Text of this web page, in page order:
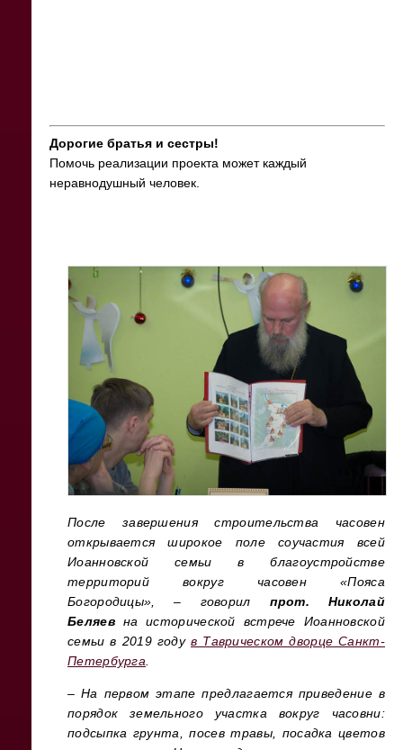
Дорогие братья и сестры!
Помочь реализации проекта может каждый
неравнодушный человек.
После завершения строительства часовен
открывается широкое поле соучастия всей
Иоанновской семьи в благоустройстве
территорий вокруг часовен «Пояса
Богородицы», – говорил прот. Николай
Беляев на исторической встрече Иоанновской
семьи в 2019 году в Таврическом дворце Санкт-
Петербурга.
– На первом этапе предлагается приведение в
порядок земельного участка вокруг часовни:
подсыпка грунта, посев травы, посадка цветов